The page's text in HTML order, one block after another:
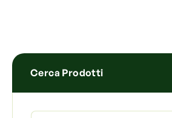
Cerca Prodotti